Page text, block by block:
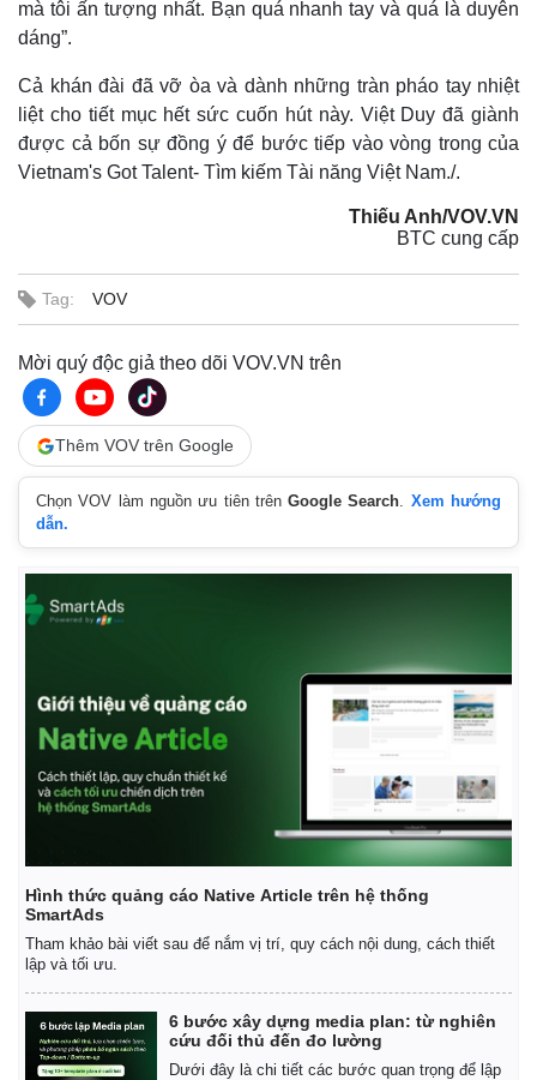
Kinh tế
Bất động sản
Khởi nghiệp
Thị trường
Giá vàng
Tiêu dùng
mà tôi ấn tượng nhất. Bạn quá nhanh tay và quá là duyên
dáng”.
Cả khán đài đã vỡ òa và dành những tràn pháo tay nhiệt
liệt cho tiết mục hết sức cuốn hút này. Việt Duy đã giành
được cả bốn sự đồng ý để bước tiếp vào vòng trong của
Vietnam's Got Talent- Tìm kiếm Tài năng Việt Nam./.
Thiếu Anh/VOV.VN
BTC cung cấp
Tag: VOV
Mời quý độc giả theo dõi VOV.VN trên
Thêm VOV trên Google
Chọn VOV làm nguồn ưu tiên trênGoogle Search. Xem hướng
dẫn.
Hình thức quảng cáo Native Article trên hệ thống
SmartAds
Tham khảo bài viết sau để nắm vị trí, quy cách nội dung, cách thiết
lập và tối ưu.
6 bước xây dựng media plan: từ nghiên
cứu đối thủ đến đo lường
Dưới đây là chi tiết các bước quan trọng để lập